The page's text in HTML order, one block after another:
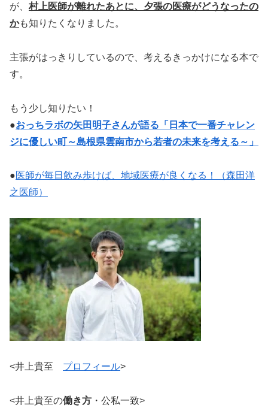
が、 村上医師が離れたあとに、夕張の医療がどうなったの
かも知りたくなりました。
主張がはっきりしているので、考えるきっかけになる本で
す。
もう少し知りたい！
●おっちラボの矢田明子さんが語る「日本で一番チャレン
ジに優しい町～島根県雲南市から若者の未来を考える～」
●医師が毎日飲み歩けば、地域医療が良くなる！（森田洋
之医師）
<井上貴至 プロフィール>
<井上貴至の働き方 ・公私一致>